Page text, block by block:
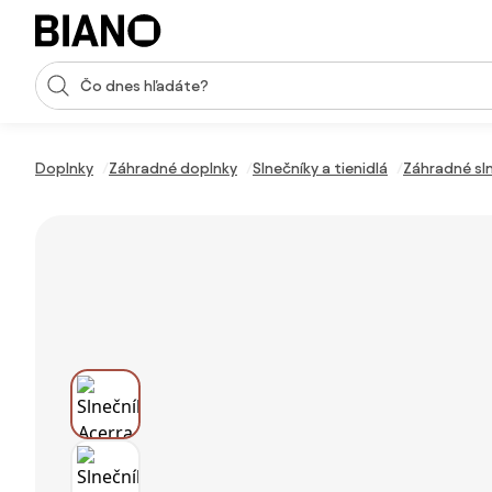
Preskočiť navigáciu, prejsť na obsah
Vstup pre vyhľadávanie
Doplnky Záhradné doplnky Slnečníky a tienidlá Záhradné